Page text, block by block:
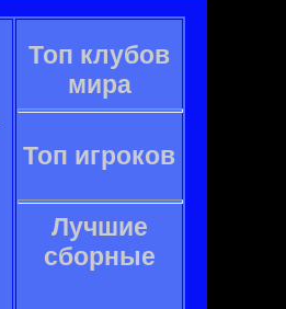
Топ клубов
мира
Топ игроков
Лучшие
сборные